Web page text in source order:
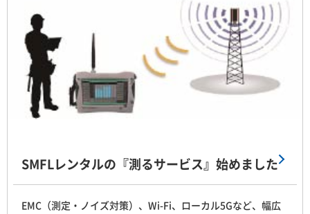
SMFLレンタルの『測るサービス』始めました
EMC（測定・ノイズ対策）、Wi-Fi、ローカル5Gなど、幅広